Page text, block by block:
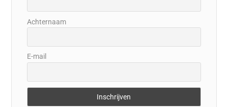
Achternaam
E-mail